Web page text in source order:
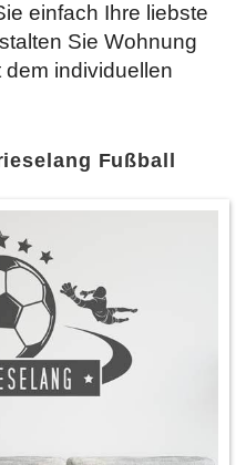
einfach Ihre liebste
Sie Wohnung
individuellen
Fußball